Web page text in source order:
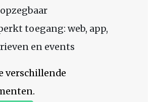
toegang: web, app,
en events
verschillende